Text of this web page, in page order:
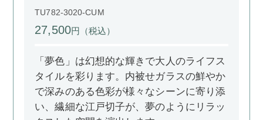
TU782-3020-CUM
27,500円（税込）
「夢色」は幻想的な輝きで大人のライフス
タイルを彩ります。内被せガラスの鮮やか
で深みのある色彩が様々なシーンに寄り添
い、繊細な江戸切子が、夢のようにリラッ